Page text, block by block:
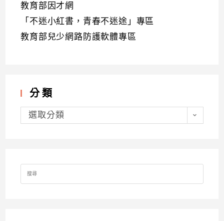
教育部因才網
「不迷小紅書，青春不迷途」專區
教育部兒少網路防護軟體專區
分類
分
類選取分類
Search
for: